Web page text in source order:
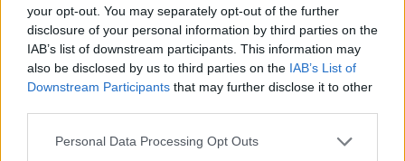
your opt-out. You may separately opt-out of the further
disclosure of your personal information by third parties on the
IAB’s list of downstream participants. This information may
also be disclosed by us to third parties on the IAB’s List of
Downstream Participants that may further disclose it to other
Personal Data Processing Opt Outs
vai
E-izdevumu arhīvs